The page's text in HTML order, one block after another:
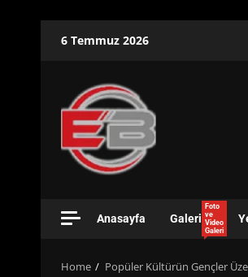
6 Temmuz 2026
Anasayfa Galeri
Foto
ve
Video
Galeri
Home Popüler Kültürün Gençler